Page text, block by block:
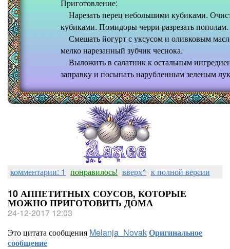
Приготовление:
Нарезать перец небольшими кубиками.
кубиками. Помидоры черри разрезать
Смешать йогурт с уксусом и оливковым
мелко нарезанный зубчик чеснока.
Выложить в салатник к остальным
заправку и посыпать нарубленным зеленым
комментарии: 1 понравилось! вверх^ к полной версии
10 АППЕТИТНЫХ СОУСОВ, КОТОРЫЕ
МОЖНО ПРИГОТОВИТЬ ДОМА
24-12-2017 12:03
Это цитата сообщения Melanja_NovakОригинальное
сообщение